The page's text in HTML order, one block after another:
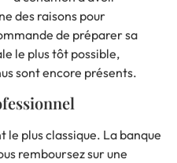
des raisons pour
de préparer sa
le plus tôt possible,
sont encore présents.
le plus classique. La banque
remboursez sur une